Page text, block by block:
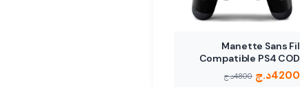
Manette Sans Fil
Compatible PS4 COD
4200د.ج 4800د.ج